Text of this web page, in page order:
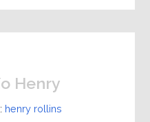
Henry
henry rollins